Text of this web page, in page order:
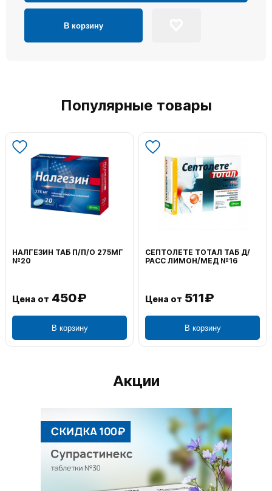
В корзину
Популярные товары
ВОЛЬТАРЕН ЭМУЛЬГЕЛЬ
НАРУЖ 2% 100Г
Цена от1 195₽
В корзину
ФЕНИСТИЛ ГЕЛЬ НАРУЖ
0,1% 50Г
Цена от804₽
В корзину
Акции